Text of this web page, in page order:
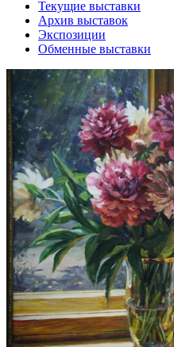
Текущие выставки
Архив выставок
Экспозиции
Обменные выставки